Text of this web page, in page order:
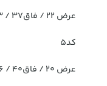
عرض ۲۲ / فاق۳۷ / ۳ تا ۶ ماه
کد۵
عرض ۲۰ / فاق۴۰ / ۶ تا ۹ ماه